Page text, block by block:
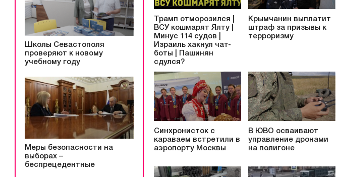
Школы Севастополя
проверяют к новому
учебному году
Меры безопасности на
выборах –
беспрецедентные
Трамп отморозился |
ВСУ кошмарят Ялту |
Минус 114 судов |
Израиль хакнул чат-
боты | Пашинян
сдулся?
Крымчанин выплатит
штраф за призывы к
терроризму
Синхронисток с
караваем встретили в
аэропорту Москвы
В ЮВО осваивают
управление дронами
на полигоне